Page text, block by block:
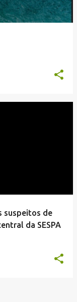
suspeitos de
da SESPA